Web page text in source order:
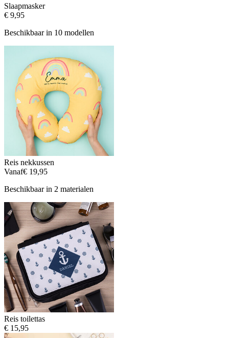
Slaapmasker
€ 9,95
Beschikbaar in 10 modellen
Reis nekkussen
Vanaf€ 19,95
Beschikbaar in 2 materialen
Reis toilettas
€ 15,95